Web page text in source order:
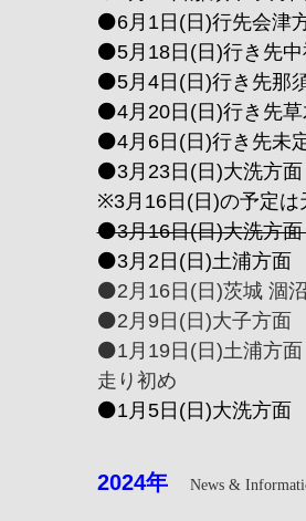
⚫️6月1日(日)行先会津
⚫️5月18日(日)行き先
⚫️5月4日(日)行き先那
⚫️4月20日(日)行き先
⚫️4月6日(日)行き先未
⚫️3月23日(日)大洗方
※3月16日(日)の予定は
⚫️3月16日(日)大洗方
⚫️3月2日(日)土浦方面
⚫️2月16日(日)茨城 涸
⚫️2月9日(日)大子方面
⚫️1月19日(日)土浦方
走り初め
⚫️1月5日(日)大洗方
2024年 News &